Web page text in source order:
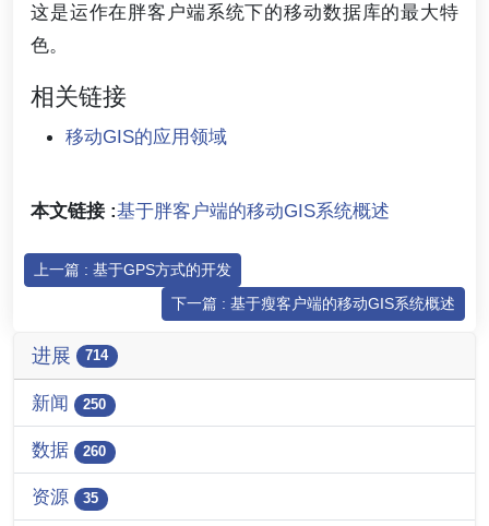
这是运作在胖客户端系统下的移动数据库的最大特
色。
相关链接
移动GIS的应用领域
本文链接 :基于胖客户端的移动GIS系统概述
上一篇 : 基于GPS方式的开发
下一篇 : 基于瘦客户端的移动GIS系统概述
进展 714
新闻 250
数据 260
资源 35